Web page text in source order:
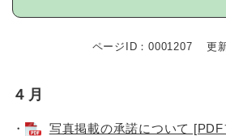
ページID：0001207 更
４月
・ 写真掲載の承諾について​